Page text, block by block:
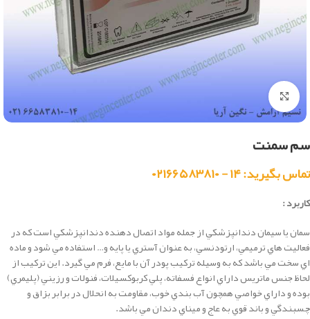
بزرگنمایی تصویر
سم سمنت
تماس بگیرید: ۱۴ - ۰۲۱۶۶۵۸۳۸۱۰
کاربرد :
سمان يا سيمان دندانپزشكي از جمله مواد اتصال دهنده دندانپزشكي است كه در
فعاليت هاي ترميمي، ارتودنسي، به عنوان آستري يا پايه و… استفاده مي شود و ماده
اي سخت مي باشد كه به وسيله تركيب پودر آن با مايع، فرم مي گيرد. اين تركيب از
لحاظ جنس ماتريس داراي انواع فسفاته، پلي كربوكسيلات، فنولات و رزيني (پليمري)
بوده و داراي خواصي همچون آب بندي خوب، مقاومت به انحلال در برابر بزاق و
چسبندگي و باند قوي به عاج و ميناي دندان مي باشد.